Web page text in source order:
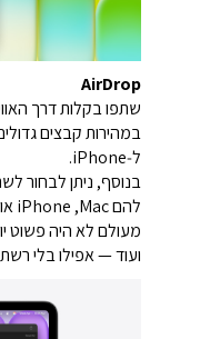
AirDrop
ל‑iPhone.
בנוסף, ניתן לבחור
להם Mac, ‏iPhone או ‏iPad.
מעולם לא היה פשוט
ועוד — אפילו בלי רשת Wi‑Fi.